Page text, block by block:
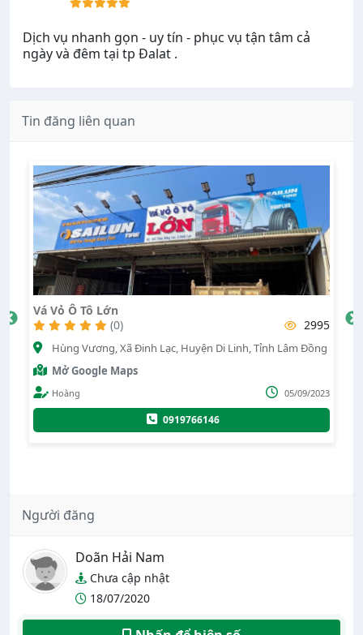
Dịch vụ nhanh gọn - uy tín - phục vụ tận tâm cả
ngày và đêm tại tp Đalat .
Tin đăng liên quan
Đinh Lạc, Huyện Di Linh, Tỉnh Lâm Đồng
(0)
quốc lộ 27 , Xã Phú
trương lộc
Người đăng
Doãn Hải Nam
Chưa cập nhật
18/07/2020